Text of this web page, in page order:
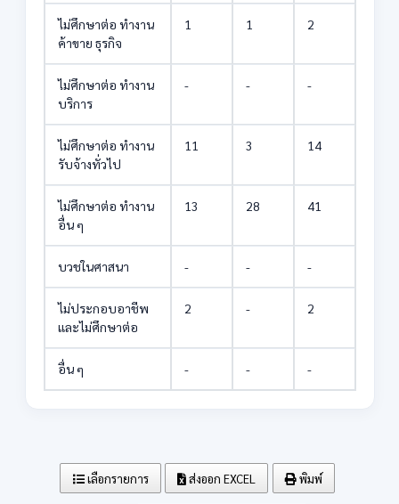
ไม่ศึกษาต่อ ทำงาน
ค้าขาย ธุรกิจ
1 1 2
ไม่ศึกษาต่อ ทำงาน
บริการ
- - -
ไม่ศึกษาต่อ ทำงาน
รับจ้างทั่วไป
11 3 14
ไม่ศึกษาต่อ ทำงาน
อื่น ๆ
13 28 41
บวชในศาสนา - - -
ไม่ประกอบอาชีพ
และไม่ศึกษาต่อ
2 - 2
อื่น ๆ - - -
เลือกรายการ ส่งออก EXCEL พิมพ์